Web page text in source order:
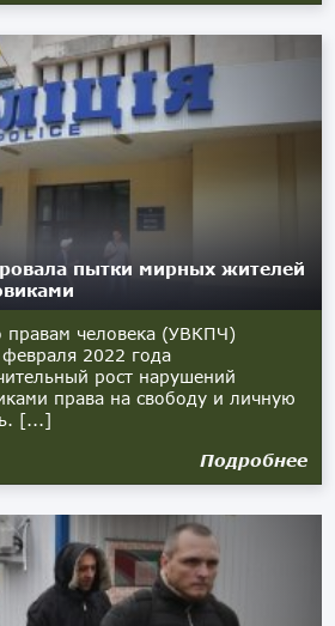
пытки мирных жителей
человека (УВКПЧ)
2022 года
рост нарушений
права на свободу и личную
[...]
Подробнее